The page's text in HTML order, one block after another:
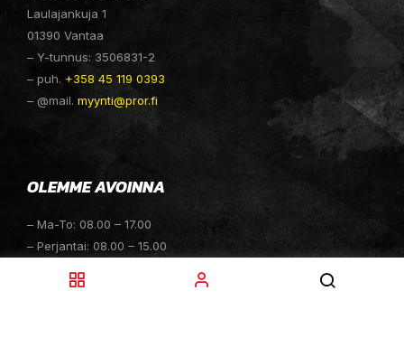
Laulajankuja 1
01390 Vantaa
– Y-tunnus: 3506831-2
– puh. +358 45 119 0393
– @mail. myynti@pror.fi
OLEMME AVOINNA
– Ma-To: 08.00 – 17.00
– Perjantai: 08.00 – 15.00
– Sunnuntai: Suljettu